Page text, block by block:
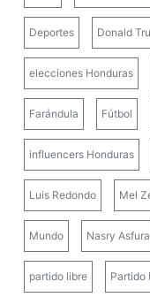
Deportes Donald
elecciones Honduras
Farándula Fútbol
influencers Honduras
Luis Redondo Mel
Mundo Nasry Asfura
partido libre Partido